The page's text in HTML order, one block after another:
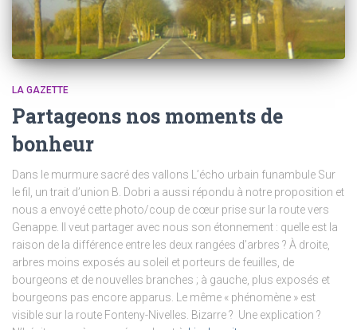
LA GAZETTE
Partageons nos moments de
bonheur
Dans le murmure sacré des vallons L’écho urbain funambule Sur
le fil, un trait d’union B. Dobri a aussi répondu à notre proposition et
nous a envoyé cette photo/coup de cœur prise sur la route vers
Genappe. Il veut partager avec nous son étonnement : quelle est la
raison de la différence entre les deux rangées d’arbres ? À droite,
arbres moins exposés au soleil et porteurs de feuilles, de
bourgeons et de nouvelles branches ; à gauche, plus exposés et
bourgeons pas encore apparus. Le même « phénomène » est
visible sur la route Fonteny-Nivelles. Bizarre ? Une explication ?